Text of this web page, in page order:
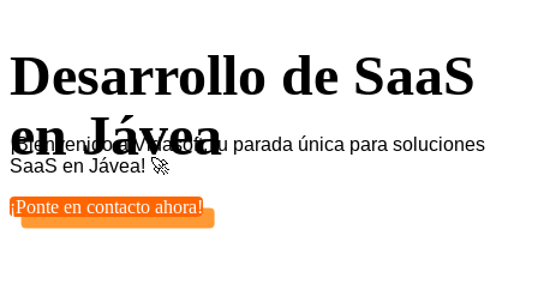
Desarrollo de SaaS
en Jávea
¡Bienvenido a Vidasoft, tu parada única para soluciones
SaaS en Jávea! 🚀
¡Ponte en contacto ahora!